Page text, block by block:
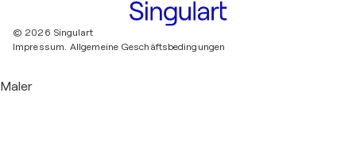
© 2026 Singulart
Impressum. Allgemeine Geschäftsbedingungen
Maler